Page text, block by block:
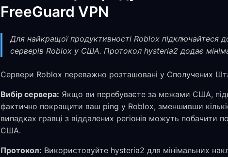
FreeGuard VPN
Для найкращої продуктивності Roblox підключайтеся
серверів Roblox у США. Протокол hysteria2 додає
Сервери Roblox переважно розташовані у Сполучених
Вибір сервера: Якщо ви перебуваєте за межами США,
фактично покращити ваш ping у Roblox, зменшивши
випадках гравці з віддалених регіонів можуть побачити
США.
Протокол: Використовуйте hysteria2 для мінімальних